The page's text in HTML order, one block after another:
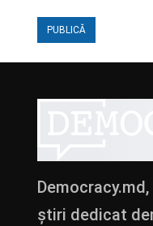
știri dedicat